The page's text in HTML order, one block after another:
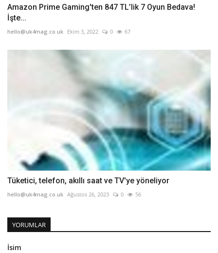
Amazon Prime Gaming'ten 847 TL’lik 7 Oyun Bedava!
İşte...
hello@uk4mag.co.uk Ekim 3, 2022 0 67
Tüketici, telefon, akıllı saat ve TV'ye yöneliyor
hello@uk4mag.co.uk Ağustos 26, 2023 0 56
YORUMLAR
İsim